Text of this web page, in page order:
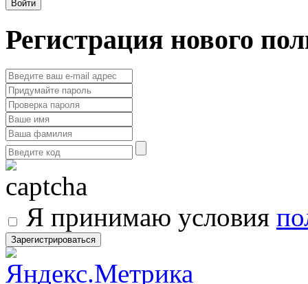
Регистрация нового
Я принимаю условия